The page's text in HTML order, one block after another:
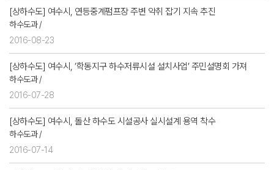
[상하수도] 여수시, 연등중계펌프장 주변 악취 잡기 지속 추진
하수도과 /
2016-08-23
[상하수도] 여수시, ‘학동지구 하수저류시설 설치사업’ 주민설명회 가져
하수도과 /
2016-07-28
[상하수도] 여수시, 돌산 하수도 시설공사 실시설계 용역 착수
하수도과 /
2016-07-14